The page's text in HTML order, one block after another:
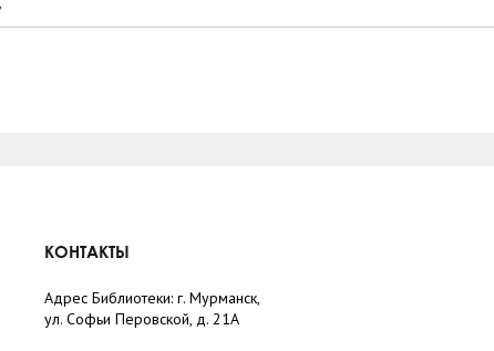
КОНТАКТЫ
Адрес Библиотеки: г. Мурманск,
ул. Софьи Перовской, д. 21А